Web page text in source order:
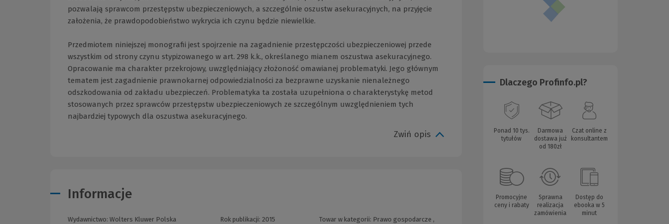
pozwalają sprawcom przestępstw ubezpieczeniowych, a szczególnie oszustw asekuracyjnych, na przyjęcie
założenia, że prawdopodobieństwo wykrycia ich czynu będzie niewielkie.
Przedmiotem niniejszej monografii jest spojrzenie na zagadnienie przestępczości ubezpieczeniowej przede
wszystkim od strony czynu stypizowanego w art. 298 k.k., określanego mianem oszustwa asekuracyjnego.
Opracowanie ma charakter przekrojowy, uwzględniający złożoność omawianej problematyki. Jego głównym
tematem jest zagadnienie prawnokarnej odpowiedzialności za bezprawne uzyskanie nienależnego
odszkodowania od zakładu ubezpieczeń. Problematyka ta została uzupełniona o charakterystykę metod
stosowanych przez sprawców przestępstw ubezpieczeniowych ze szczególnym uwzględnieniem tych
najbardziej typowych dla oszustwa asekuracyjnego.
Zwiń opis
Informacje
Wydawnictwo: Wolters Kluwer Polska
Rok publikacji: 2015
Towar w kategorii: Prawo gospodarcze ,
Dlaczego Profinfo.pl?
Ponad 10 tys.
tytułów
Darmowa
dostawa już
od 180zł
Czat online z
konsultantem
Promocyjne
ceny i rabaty
Sprawna
realizacja
zamówienia
Dostęp do
ebooka w 5
minut